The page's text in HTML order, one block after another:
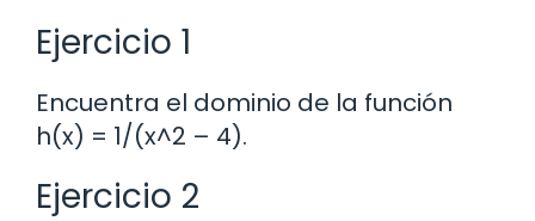
Ejercicio 1
Encuentra el dominio de la función
h(x) = 1/(x^2 – 4).
Ejercicio 2